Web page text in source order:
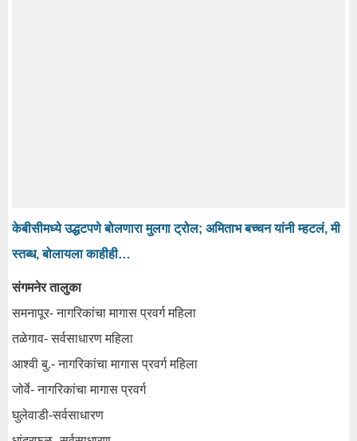
केबीसीमध्ये उद्धटपणे बोलणारा मुलगा ट्रोल; अमिताभ बच्चन यांनी म्हटलं, मी
स्तब्ध, बोलायला काहीही…
संगमनेर तालुका
समनापूर- नागरिकांचा मागास प्रवर्ग महिला
तळेगाव- सर्वसाधारण महिला
आश्वी बु.- नागरिकांचा मागास प्रवर्ग महिला
जोर्वे- नागरिकांचा मागास प्रवर्ग
घुलेवाडी-सर्वसाधारण